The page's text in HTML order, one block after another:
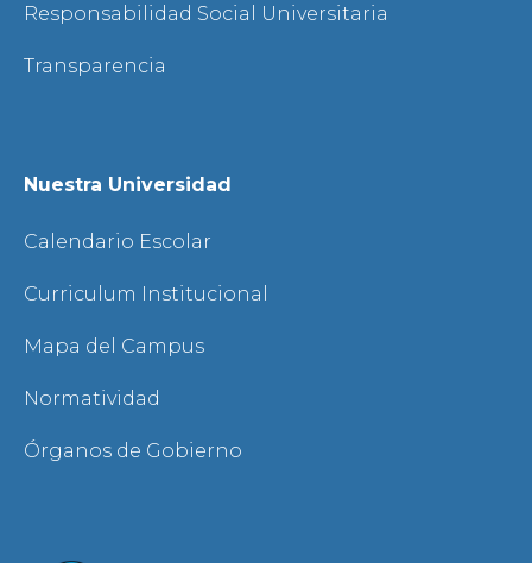
Responsabilidad Social Universitaria
Transparencia
Nuestra Universidad
Calendario Escolar
Curriculum Institucional
Mapa del Campus
Normatividad
Órganos de Gobierno